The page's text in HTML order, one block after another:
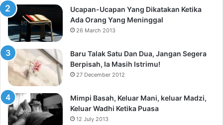
Ucapan-Ucapan Yang Dikatakan Ketika
Ada Orang Yang Meninggal
26 March 2013
Baru Talak Satu Dan Dua, Jangan Segera
Berpisah, Ia Masih Istrimu!
27 December 2012
Mimpi Basah, Keluar Mani, keluar Madzi,
Keluar Wadhi Ketika Puasa
12 July 2013